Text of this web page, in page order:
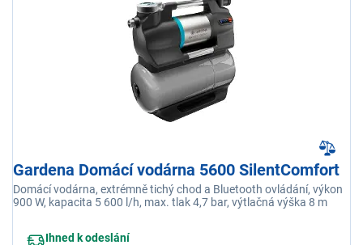
Gardena Domácí vodárna 5600 SilentComfort
Domácí vodárna, extrémně tichý chod a Bluetooth ovládání, výkon
900 W, kapacita 5 600 l/h, max. tlak 4,7 bar, výtlačná výška 8 m
Ihned k odeslání